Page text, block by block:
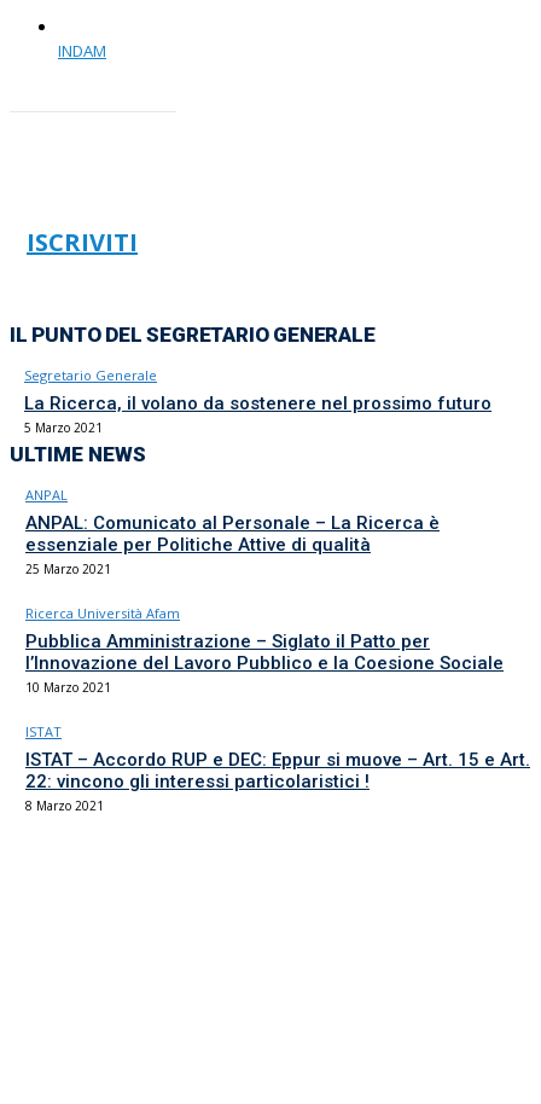
INDAM
ISCRIVITI
IL PUNTO DEL SEGRETARIO GENERALE
Segretario Generale
La Ricerca, il volano da sostenere nel prossimo futuro
5 Marzo 2021
ULTIME NEWS
ANPAL
ANPAL: Comunicato al Personale – La Ricerca è
essenziale per Politiche Attive di qualità
25 Marzo 2021
Ricerca Università Afam
Pubblica Amministrazione – Siglato il Patto per
l’Innovazione del Lavoro Pubblico e la Coesione Sociale
10 Marzo 2021
ISTAT
ISTAT – Accordo RUP e DEC: Eppur si muove – Art. 15 e Art.
22: vincono gli interessi particolaristici !
8 Marzo 2021